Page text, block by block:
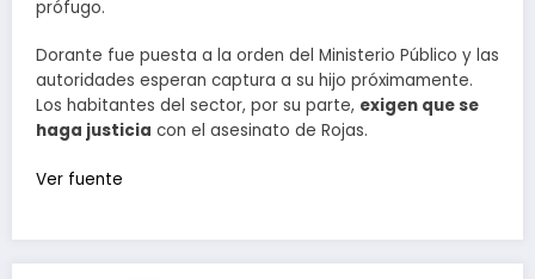
prófugo.
Dorante fue puesta a la orden del Ministerio Público y las
autoridades esperan captura a su hijo próximamente.
Los habitantes del sector, por su parte, exigen que se
haga justicia con el asesinato de Rojas.
Ver fuente